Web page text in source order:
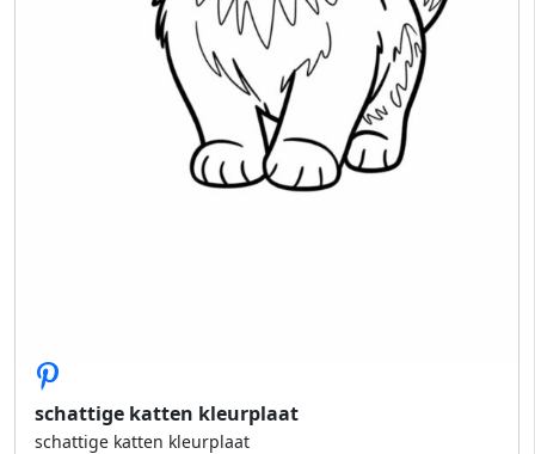
schattige katten kleurplaat
schattige katten kleurplaat